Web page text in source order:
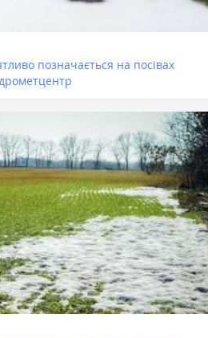
позначається на посівах